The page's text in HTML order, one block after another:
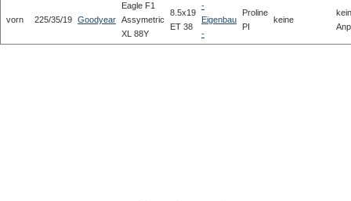
vorn 225/35/19 Goodyear
Eagle F1
Assymetric
XL 88Y
8.5x19
ET 38
-
Eigenbau
-
Proline
PI
keine